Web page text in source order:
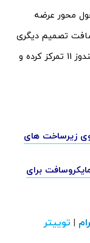
محور عرضه
تصمیم دیگری
دارد و به گسترش و بهبودی نسخه‌ی کنونی ویندوز 11 تمرکز کرده و
زیرساخت های
برای
| توییتر